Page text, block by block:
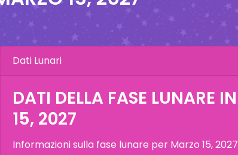
Dati Lunari
DATI DELLA FASE LUNARE IN
15, 2027
Informazioni sulla fase lunare per Marzo 15, 2027